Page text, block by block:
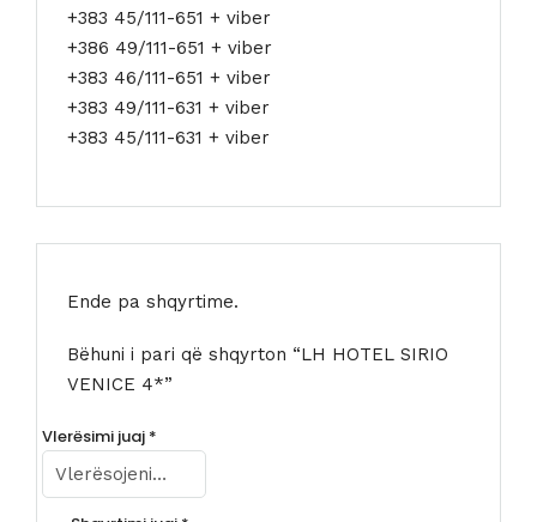
+383 45/111-651 + viber
+386 49/111-651 + viber
+383 46/111-651 + viber
+383 49/111-631 + viber
+383 45/111-631 + viber
Ende pa shqyrtime.
Bëhuni i pari që shqyrton “LH HOTEL SIRIO
VENICE 4*”
Vlerësimi juaj *